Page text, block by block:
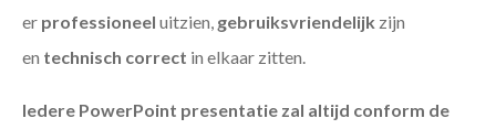
er professioneel uitzien, gebruiksvriendelijk zijn
en technisch correct in elkaar zitten.
Iedere PowerPoint presentatie zal altijd conform de